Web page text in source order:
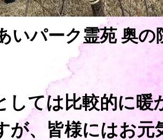
いパーク霊苑 奥
しては比較的に暖
が、皆様にはお元